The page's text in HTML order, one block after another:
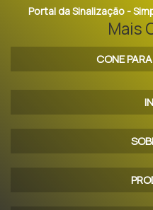
Portal da Sinalização -
Mais
CONE